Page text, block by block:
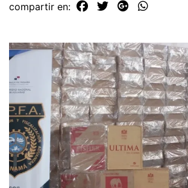
compartir en: